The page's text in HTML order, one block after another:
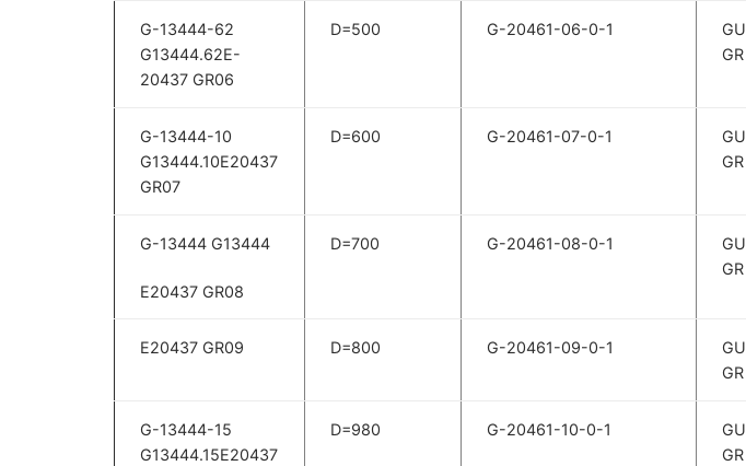
G-13444-62
G13444.62E-
20437 GR06
D=500 G-20461-06-0-1
G-13444-10
G13444.10E20437
GR07
D=600 G-20461-07-0-1
G-13444 G13444
E20437 GR08
D=700 G-20461-08-0-1
E20437 GR09 D=800 G-20461-09-0-1
G-13444-15
G13444.15E20437
D=980 G-20461-10-0-1